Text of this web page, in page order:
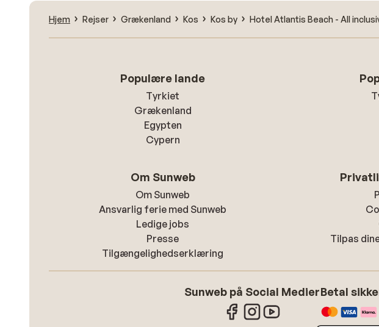
Hjem Rejser Grækenland Kos Kos by Hotel Atlantis Beach - All
Populære lande
Tyrkiet
Grækenland
Egypten
Cypern
Om Sunweb
Om Sunweb
Ansvarlig ferie med Sunweb
Ledige jobs
Presse
Tilgængelighedserklæring
Tilpas
Sunweb på Social MedierBetal